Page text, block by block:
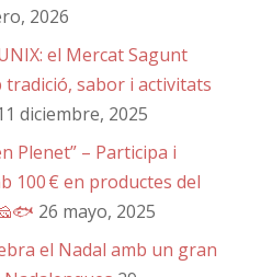
2026
el Mercat Sagunt
tradició, sabor i activitats
diciembre, 2025
Plenet” – Participa i
100 € en productes del
26 mayo, 2025
el Nadal amb un gran